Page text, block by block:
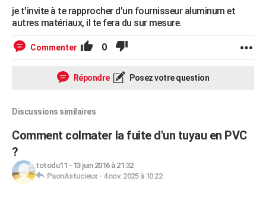
je t'invite à te rapprocher d'un fournisseur aluminum et
autres matériaux, il te fera du sur mesure.
Commenter 0
Répondre Posez votre question
Discussions similaires
Comment colmater la fuite d'un tuyau en PVC
?
totodu11 - 13 juin 2016 à 21:32
PaonAstucieux - 4 nov. 2025 à 10:22